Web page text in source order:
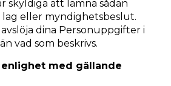
skyldiga att lämna sådan
eller myndighetsbeslut.
dina Personuppgifter i
vad som beskrivs.
med gällande